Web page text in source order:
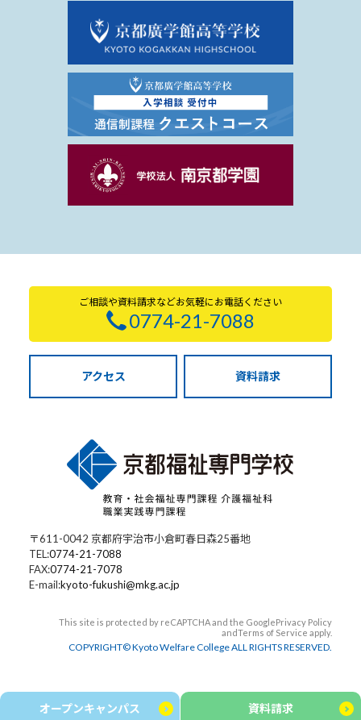
ご相談や資料請求などお気軽にお電話ください
0774-21-7088
アクセス 資料請求
〒611-0042 京都府宇治市小倉町春日森25番地
TEL:0774-21-7088
FAX:0774-21-7078
E-mail:kyoto-fukushi@mkg.ac.jp
This site is protected by reCAPTCHA and the GooglePrivacy Policy
andTerms of Service apply.
COPYRIGHT© Kyoto Welfare College ALL RIGHTS RESERVED.
オープンキャンパス 資料請求